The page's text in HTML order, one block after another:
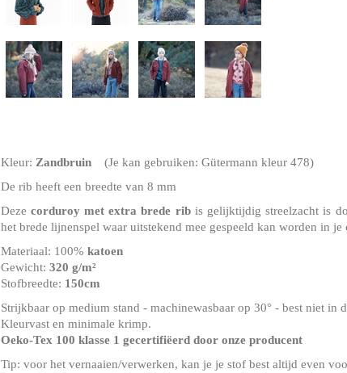
Kleur: Zandbruin(Je kan gebruiken: Gütermann kleur 478)
De rib heeft een breedte van 8 mm
Deze corduroy met extra brede rib is gelijktijdig streelzacht is
het brede lijnenspel waar uitstekend mee gespeeld kan worden in je
Materiaal: 100% katoen
Gewicht: 320 g/m²
Stofbreedte: 150cm
Strijkbaar op medium stand - machinewasbaar op 30° - best niet in
Kleurvast en minimale krimp.
Oeko-Tex 100 klasse 1 gecertifiëerd door onze producent
Tip: voor het vernaaien/verwerken, kan je je stof best altijd even